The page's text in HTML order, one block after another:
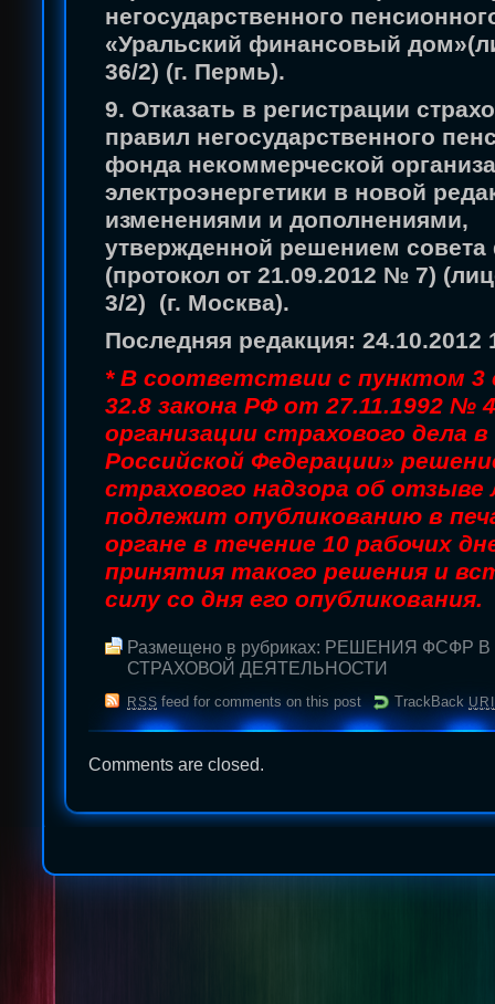
негосударственного
«Уральский финансовый
36/2) (г. Пермь).
9. Отказать в регистрации
правил негосударственного
фонда некоммерческой
электроэнергетики в новой
изменениями и дополнениями,
утвержденной решением
(протокол от 21.09.2012 № 7)
3/2) (г. Москва).
Последняя редакция: 24.10.2012
* В соответствии с пунктом
32.8 закона РФ от 27.11.1992 №
организации страхового дела в
Российской Федерации»
страхового надзора об отзыве
подлежит опубликованию в
органе в течение 10 рабочих
принятия такого решения и
силу со дня его опубликования.
Размещено в рубриках: РЕШЕНИЯ ФСФР В
СТРАХОВОЙ ДЕЯТЕЛЬНОСТИ
RSS feed for comments on this post TrackBack URI
Comments are closed.